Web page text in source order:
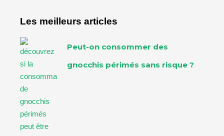
Les meilleurs articles
Peut-on consommer des
gnocchis périmés sans risque ?